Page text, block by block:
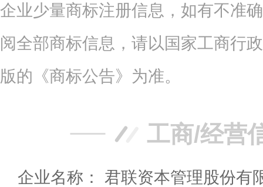
企业少量商标注册信息，如有不准
阅全部商标信息，请以国家工商行
版的《商标公告》为准。
工商/经营
企业名称： 君联资本管理股份有